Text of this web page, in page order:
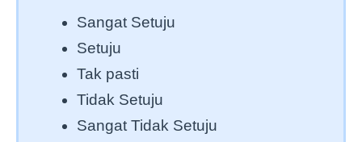
Sangat Setuju
Setuju
Tak pasti
Tidak Setuju
Sangat Tidak Setuju